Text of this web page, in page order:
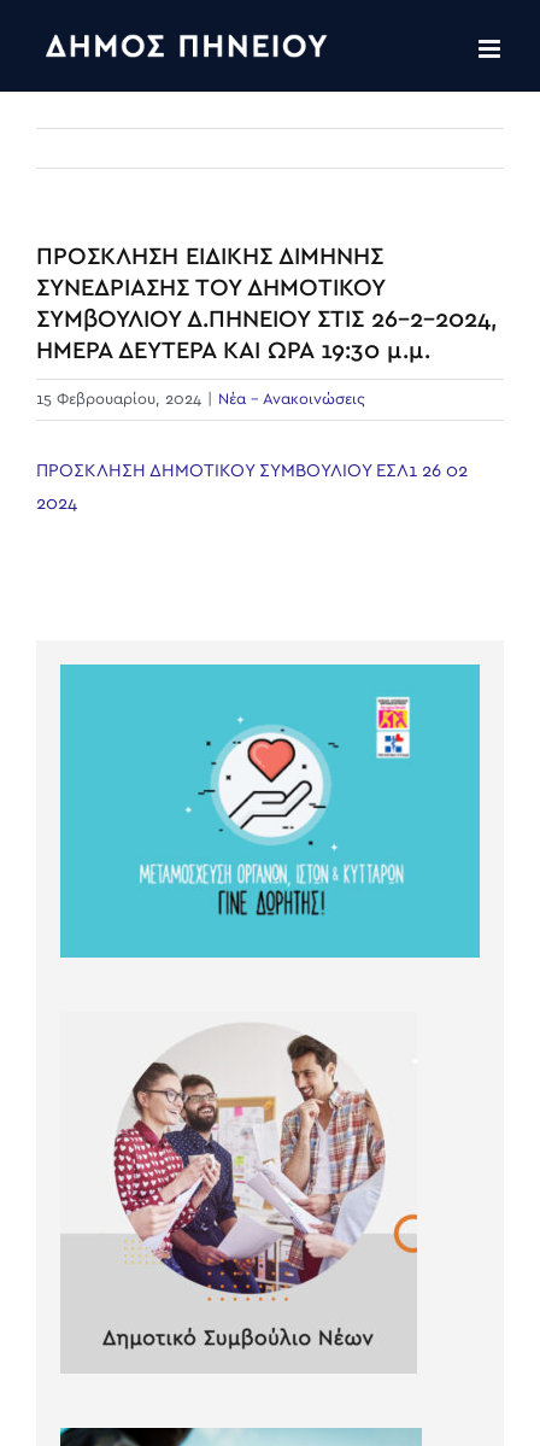
ΠΡΟΣΚΛΗΣΗ ΕΙΔΙΚΗΣ ΔΙΜΗΝΗΣ
ΣΥΝΕΔΡΙΑΣΗΣ ΤΟΥ ΔΗΜΟΤΙΚΟΥ
ΣΥΜβΟΥΛΙΟΥ Δ.ΠΗΝΕΙΟΥ ΣΤΙΣ 26-2-2024,
ΗΜΕΡΑ ΔΕΥΤΕΡΑ ΚΑΙ ΩΡΑ 19:30 μ.μ.
15 Φεβρουαρίου, 2024 Νέα - Ανακοινώσεις
ΠΡΟΣΚΛΗΣΗ ΔΗΜΟΤΙΚΟΥ ΣΥΜΒΟΥΛΙΟΥ ΕΣΛ1 26 02
2024